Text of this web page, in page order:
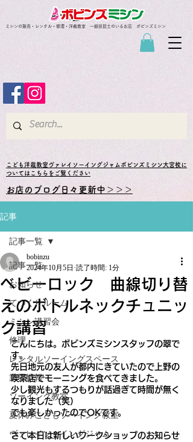
ミシンの販売・レンタル・修理・洋裁教室 一級技能士のいるお店 ボビンズミシン
​こども洋裁教室ヴァレイソーイングジャムボビンズミシン大宮校に
ついてはこちらをご覧ください
お店のブログ日々更新中＞＞＞
記事
記事一覧
お知らせ
てづくりルーム
ミシン講習会
修理
レンタルソーイングスペース
業界情報
ソーイング教室
夏休みこどもソーイング教室
ヴァレイソーイングジャム
記事一覧
ベビーロック 曲線切り替
えのボトルネックチュニッ
ク講習
bobinzu
2024年10月5日 読了時間: 1分
こんにちは。ボビンズミシンスタッフの翠で
す。
先日地元の友人が都内にきていたので上野の
喫茶店でモーニングを食べてきました。
少し観光もするつもりが話過ぎて時間が無く
なりました（笑）
でも楽しかったのでOKです。
さて本日は新しいワークショップのお知らせ